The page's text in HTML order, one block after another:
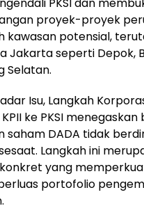
proyek-proyek
kawasan potensial,
Jakarta seperti Depok,
Selatan.
Isu, Langkah
ke PKSI menegaskan
saham DADA tidak
Langkah ini
yang
portofolio